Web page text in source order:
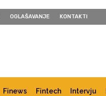
OGLAŠAVANJE KONTAKTI
Finews Fintech Intervju